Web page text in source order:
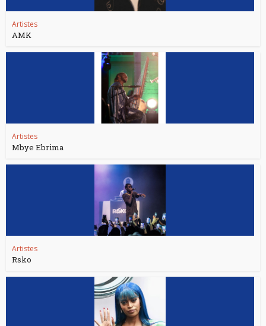
Artistes
AMK
Artistes
Mbye Ebrima
Artistes
Rsko